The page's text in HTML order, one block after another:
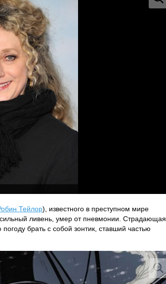
Тейлор), известного в преступном мире
ливень, умер от пневмонии. Страдающая
брать с собой зонтик, ставший частью